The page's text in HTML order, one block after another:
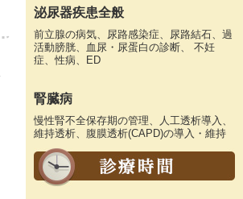
泌尿器疾患全般
前立腺の病気、尿路感染症、尿路結石、過
活動膀胱、血尿・尿蛋白の診断、 不妊
症、性病、ED
腎臓病
慢性腎不全保存期の管理、人工透析導入、
維持透析、腹膜透析(CAPD)の導入・維持